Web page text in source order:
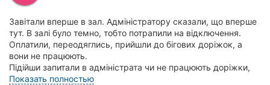
Завітали вперше в зал. Адміністратору сказали, що вперше
тут. В залі було темно, тобто потрапили на відключення.
Оплатили, переодяглись, прийшли до бігових доріжок, а
вони не працюють.
Підійши запитали в адміністрата чи не працюють доріжки,
на що отр...
Показать полностью